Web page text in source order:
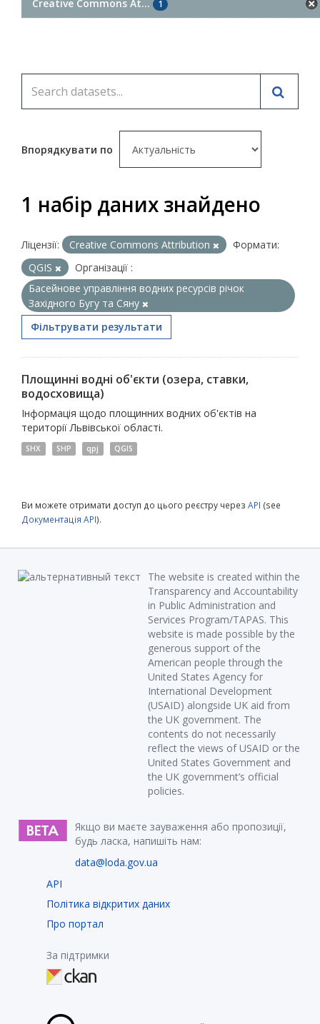
Creative Commons At... 1
Впорядкувати по
1 набір даних знайдено
Ліцензії: Creative Commons Attribution
Формати:
QGIS
Організації :
Басейнове управління водних ресурсів річок
Західного Бугу та Сяну
Фільтрувати результати
Площинні водні об'єкти (озера, ставки,
водосховища)
Інформація щодо площинних водних об'єктів на
території Львівської області.
SHX SHP qpj QGIS
Ви можете отримати доступ до цього реєстру через API (see
Документація API).
The website is created within the
Transparency and Accountability
in Public Administration and
Services Program/TAPAS. This
website is made possible by the
generous support of the
American people through the
United States Agency for
International Development
(USAID) alongside UK aid from
the UK government. The
contents do not necessarily
reflect the views of USAID or the
United States Government and
the UK government’s official
policies.
Якщо ви маєте зауваження або пропозиції,
будь ласка, напишіть нам:
data@loda.gov.ua
API
Політика відкритих даних
Про портал
За підтримки